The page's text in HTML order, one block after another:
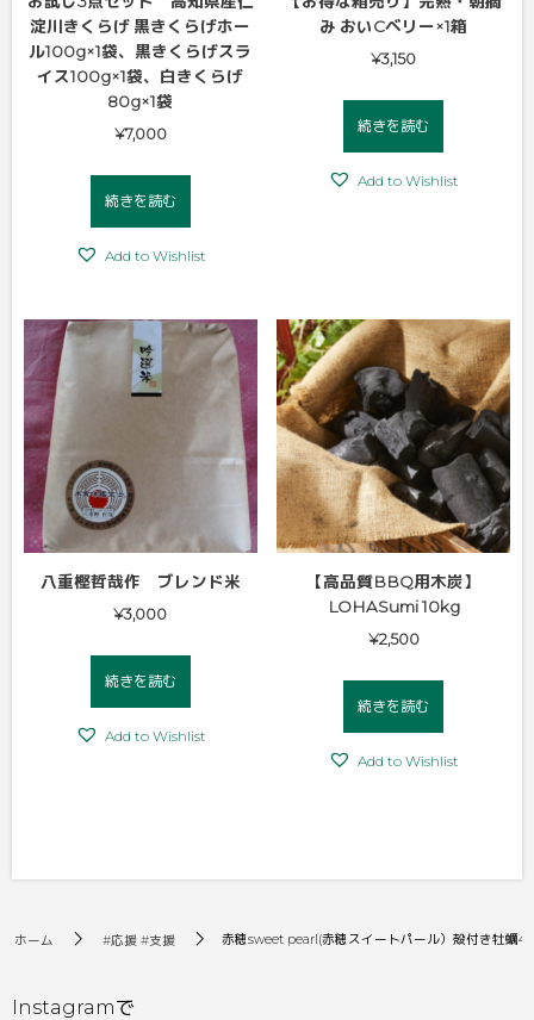
淀川きくらげ 黒きくらげホー
ル100g×1袋、黒きくらげスラ
イス100g×1袋、白きくらげ
80g×1袋
¥7,000
続きを読む
Add to Wishlist
み おいCベリー×1箱
¥3,150
続きを読む
Add to Wishlist
八重樫哲哉作 ブレンド米
¥3,000
続きを読む
Add to Wishlist
【高品質BBQ用木炭】
LOHASumi 10kg
¥2,500
続きを読む
Add to Wishlist
ホーム #応援 #支援 赤穂sweet pearl(赤穂スイートパール）殻付き牡蠣
Instagramで